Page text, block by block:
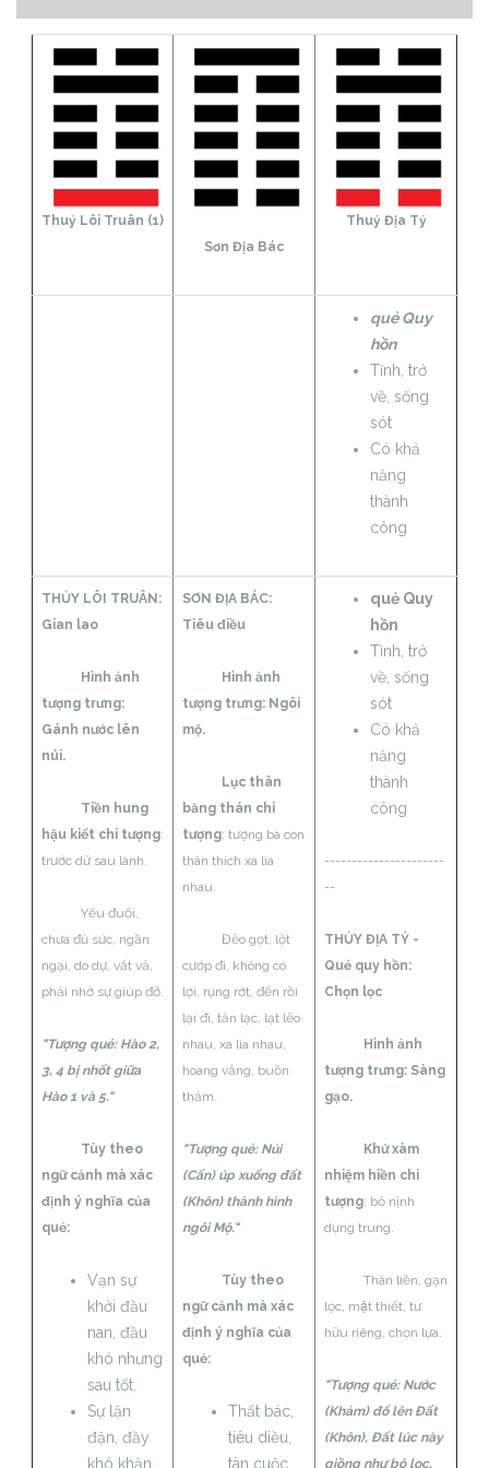
Thuỷ Lôi Truân (1)
Sơn Địa Bác
Thuỷ Địa Tỷ
quẻ Quy
hồn
Tỉnh, trở
về, sống
sót
Có khả
năng
thành
công
THỦY LÔI TRUÂN:
Gian lao
Hình ảnh
tượng trưng:
Gánh nước lên
núi.
Tiền hung
hậu kiết chi tượng:
trước dữ sau lành.
Yếu đuối,
chưa đủ sức, ngần
ngại, do dự, vất vả,
phải nhờ sự giúp đỡ.
"Tượng quẻ: Hào 2,
3, 4 bị nhốt giữa
Hào 1 và 5."
Tùy theo
ngữ cảnh mà xác
định ý nghĩa của
quẻ:
Vạn sự
khởi đầu
nan, đầu
khó nhưng
sau tốt.
Sự lận
đận, đầy
khó khăn
SƠN ĐỊA BÁC:
Tiêu điều
Hình ảnh
tượng trưng: Ngôi
mộ.
Lục thân
băng thán chi
tượng: tượng bà con
thân thích xa lìa
nhau.
Đẽo gọt, lột
cướp đi, không có
lợi, rụng rớt, đến rồi
lại đi, tản lạc, lạt lẽo
nhau, xa lìa nhau,
hoang vắng, buồn
thảm.
"Tượng quẻ: Núi
(Cấn) úp xuống đất
(Khôn) thành hình
ngôi Mộ."
Tùy theo
ngữ cảnh mà xác
định ý nghĩa của
quẻ:
Thất bác,
tiêu diều,
tàn cuộc,
quẻ Quy
hồn
Tỉnh, trở
về, sống
sót
Có khả
năng
thành
công
----------------------
--
THỦY ĐỊA TỶ -
Quẻ quy hồn:
Chọn lọc
Hình ảnh
tượng trưng: Sàng
gạo.
Khứ xàm
nhiệm hiền chi
tượng: bỏ nịnh
dụng trung.
Thân liền, gạn
lọc, mật thiết, tư
hữu riêng, chọn lựa.
"Tượng quẻ: Nước
(Khảm) đổ lên Đất
(Khôn), Đất lúc này
giồng như bộ lọc,